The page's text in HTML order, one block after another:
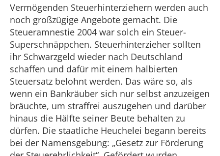
Vermögenden Steuerhinterziehern werden auch
noch großzügige Angebote gemacht. Die
Steueramnestie 2004 war solch ein Steuer-
Superschnäppchen. Steuerhinterzieher sollten
ihr Schwarzgeld wieder nach Deutschland
schaffen und dafür mit einem halbierten
Steuersatz belohnt werden. Das wäre so, als
wenn ein Bankräuber sich nur selbst anzuzeigen
bräuchte, um straffrei auszugehen und darüber
hinaus die Hälfte seiner Beute behalten zu
dürfen. Die staatliche Heuchelei begann bereits
bei der Namensgebung: „Gesetz zur Förderung